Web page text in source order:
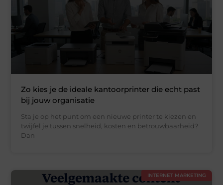
Zo kies je de ideale kantoorprinter die echt past
bij jouw organisatie
Sta je op het punt om een nieuwe printer te kiezen en
twijfel je tussen snelheid, kosten en betrouwbaarheid?
Dan
INTERNET MARKETING